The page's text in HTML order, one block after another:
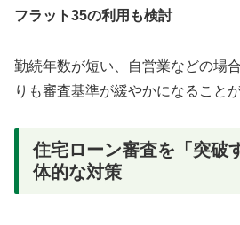
フラット35の利用も検討
勤続年数が短い、自営業などの場
りも審査基準が緩やかになること
住宅ローン審査を「突破
体的な対策